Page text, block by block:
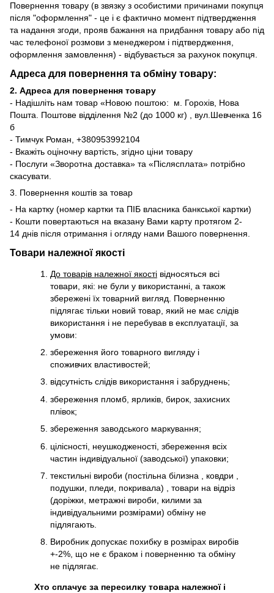
Повернення товару (в звязку з особистими причинами покупця
після "оформлення" - це і є фактично момент підтвердження
та надання згоди, прояв бажання на придбання товару або під
час телефоної розмови з менеджером і підтвердження,
оформлення замовлення) - відбувається за рахунок покупця.
Адреса для повернення та обміну товару:
2. Адреса для повернення товару
- Надішліть нам товар «Новою поштою: м. Горохів, Нова
Пошта. Поштове відділення №2 (до 1000 кг) , вул.Шевченка 16
б
- Тимчук Роман, +380953992104
- Вкажіть оціночну вартість, згідно ціни товару
- Послуги «Зворотна доставка» та «Післясплата» потрібно
скасувати.
3. Повернення коштів за товар
- На картку (номер картки та ПІБ власника банкської картки)
- Кошти повертаються на вказану Вами карту протягом 2-
14 днів після отримання і огляду нами Вашого повернення.
Товари належної якості
До товарів належної якості відносяться всі
товари, які: не були у використанні, а також
збережені їх товарний вигляд. Поверненню
підлягає тільки новий товар, який не має слідів
використання і не перебував в експлуатації, за
умови:
збереження його товарного вигляду і
споживчих властивостей;
відсутність слідів використання і забруднень;
збереження пломб, ярликів, бирок, захисних
плівок;
збереження заводського маркування;
цілісності, неушкодженості, збереження всіх
частин індивідуальної (заводської) упаковки;
текстильні вироби (постільна білизна , ковдри ,
подушки, пледи, покривала) , товари на відріз
(доріжки, метражні вироби, килими за
індивідуальними розмірами) обміну не
підлягають.
Виробник допускає похибку в розмірах виробів
+-2%, що не є браком і поверненню та обміну
не підлягає.
Хто сплачує за пересилку товара належної і